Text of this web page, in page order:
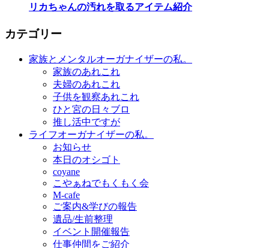
リカちゃんの汚れを取るアイテム紹介
カテゴリー
家族とメンタルオーガナイザーの私。
家族のあれこれ
夫婦のあれこれ
子供を観察あれこれ
ひと宮の日々ブロ
推し活中ですが
ライフオーガナイザーの私。
お知らせ
本日のオシゴト
coyane
こやぁねでもくもく会
M-cafe
ご案内&学びの報告
遺品/生前整理
イベント開催報告
仕事仲間をご紹介